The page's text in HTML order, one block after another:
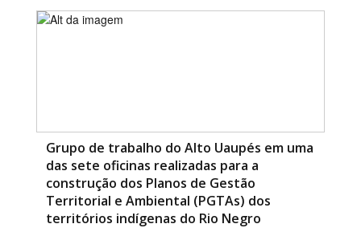
Grupo de trabalho do Alto Uaupés em uma
das sete oficinas realizadas para a
construção dos Planos de Gestão
Territorial e Ambiental (PGTAs) dos
territórios indígenas do Rio Negro